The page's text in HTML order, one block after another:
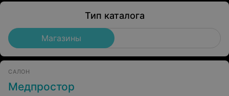
Тип каталога
Магазины
САЛОН
Медпростор